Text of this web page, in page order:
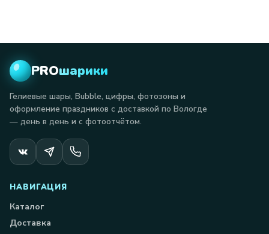
PROшарики
Гелиевые шары, Bubble, цифры, фотозоны и
оформление праздников с доставкой по Вологде
— день в день и с фотоотчётом.
НАВИГАЦИЯ
Каталог
Доставка